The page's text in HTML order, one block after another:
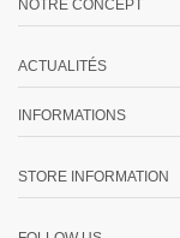
NOTRE CONCEPT
ACTUALITÉS
INFORMATIONS
STORE INFORMATION